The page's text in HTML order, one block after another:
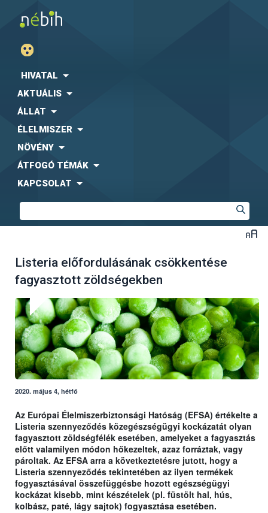
HIVATAL
AKTUÁLIS
ÁLLAT
ÉLELMISZER
NÖVÉNY
ÁTFOGÓ TÉMÁK
KAPCSOLAT
Listeria előfordulásának csökkentése
fagyasztott zöldségekben
2020. május 4, hétfő
Az Európai Élelmiszerbiztonsági Hatóság (EFSA) értékelte a
Listeria szennyeződés közegészségügyi kockázatát olyan
fagyasztott zöldségfélék esetében, amelyeket a fagyasztás
előtt valamilyen módon hőkezeltek, azaz forráztak, vagy
pároltak. Az EFSA arra a következtetésre jutott, hogy a
Listeria szennyeződés tekintetében az ilyen termékek
fogyasztásával összefüggésbe hozott egészségügyi
kockázat kisebb, mint készételek (pl. füstölt hal, hús,
kolbász, paté, lágy sajtok) fogyasztása esetében.